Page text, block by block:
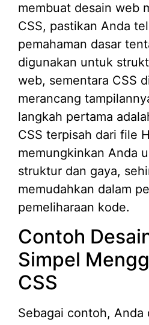
membuat desain web
CSS, pastikan Anda
pemahaman dasar
digunakan untuk
web, sementara CSS
merancang
langkah pertama
CSS terpisah dari file
memungkinkan Anda
struktur dan gaya,
memudahkan dalam
pemeliharaan kode.
Contoh
Simpel
CSS
Sebagai contoh, Anda